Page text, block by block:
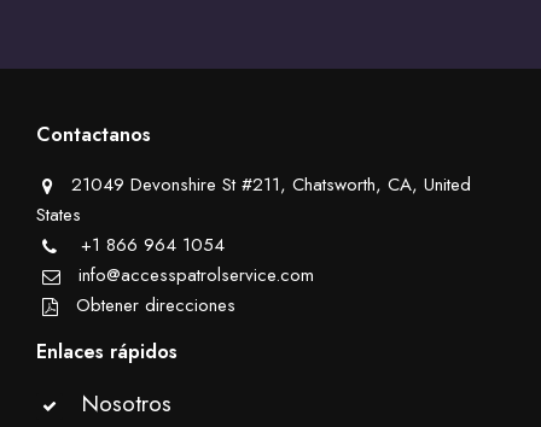
Contactanos
21049 Devonshire St #211, Chatsworth, CA, United
States
+1 866 964 1054
info@accesspatrolservice.com
Obtener direcciones
Enlaces rápidos
Nosotros